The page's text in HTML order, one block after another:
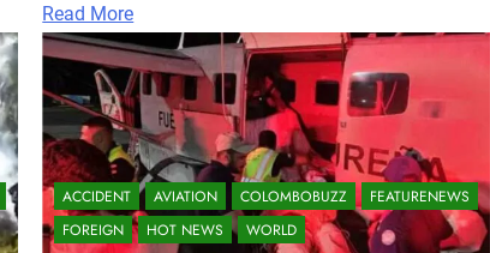
Read More
ACCIDENT AVIATION COLOMBOBUZZ
FEATURENEWS
FOREIGN
HOT NEWS WORLD